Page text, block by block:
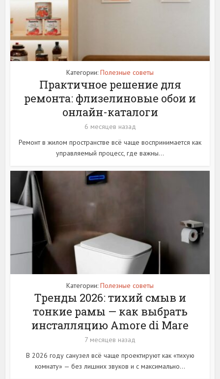
Категории: Полезные советы
Практичное решение для
ремонта: флизелиновые обои и
онлайн-каталоги
6 месяцев назад
Ремонт в жилом пространстве всё чаще воспринимается как
управляемый процесс, где важны...
Категории: Полезные советы
Тренды 2026: тихий смыв и
тонкие рамы — как выбрать
инсталляцию Amore di Mare
7 месяцев назад
В 2026 году санузел всё чаще проектируют как «тихую
комнату» — без лишних звуков и с максимально...